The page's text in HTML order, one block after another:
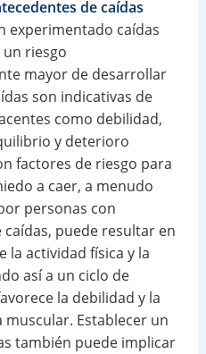
de caídas
experimentado caídas
riesgo
mayor de desarrollar
son indicativas de
como debilidad,
y deterioro
factores de riesgo para
a caer, a menudo
personas con
puede resultar en
la actividad física y la
así a un ciclo de
la debilidad y la
muscular. Establecer un
también puede implicar